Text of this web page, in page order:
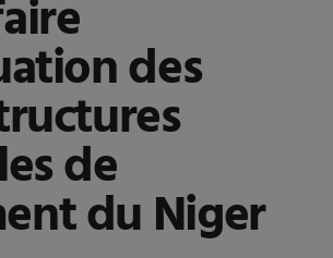
des
de
du Niger